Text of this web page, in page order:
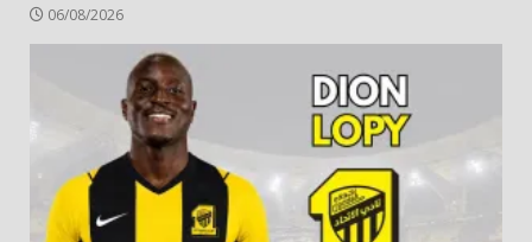
06/08/2026